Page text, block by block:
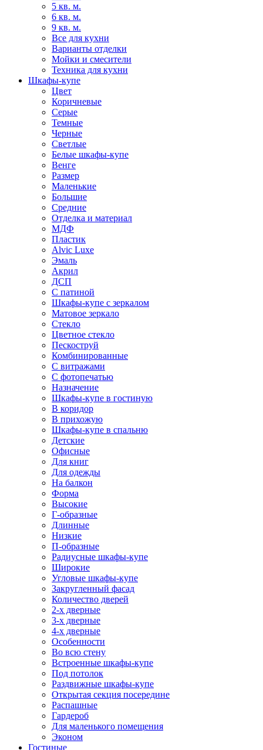
5 кв. м.
6 кв. м.
9 кв. м.
Все для кухни
Варианты отделки
Мойки и смесители
Техника для кухни
Шкафы-купе
Цвет
Коричневые
Серые
Темные
Черные
Светлые
Белые шкафы-купе
Венге
Размер
Маленькие
Большие
Средние
Отделка и материал
МДФ
Пластик
Alvic Luxe
Эмаль
Акрил
ДСП
С патиной
Шкафы-купе с зеркалом
Матовое зеркало
Стекло
Цветное стекло
Пескоструй
Комбинированные
С витражами
С фотопечатью
Назначение
Шкафы-купе в гостиную
В коридор
В прихожую
Шкафы-купе в спальню
Детские
Офисные
Для книг
Для одежды
На балкон
Форма
Высокие
Г-образные
Длинные
Низкие
П-образные
Радиусные шкафы-купе
Широкие
Угловые шкафы-купе
Закругленный фасад
Количество дверей
2-х дверные
3-х дверные
4-х дверные
Особенности
Во всю стену
Встроенные шкафы-купе
Под потолок
Раздвижные шкафы-купе
Открытая секция посередине
Распашные
Гардероб
Для маленького помещения
Эконом
Гостиные